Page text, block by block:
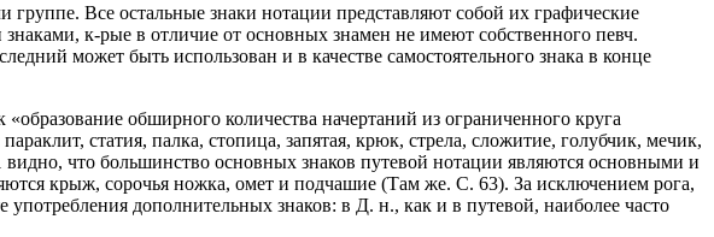
Все остальные знаки нотации представляют собой их графические
к-рые в отличие от основных знамен не имеют собственного певч.
может быть использован и в качестве самостоятельного знака в конце
«образование обширного количества начертаний из ограниченного круга
статия, палка, стопица, запятая, крюк, стрела, сложитие, голубчик, мечик,
что большинство основных знаков путевой нотации являются основными и
крыж, сорочья ножка, омет и подчашие (Там же. С. 63). За исключением рога,
дополнительных знаков: в Д. н., как и в путевой, наиболее часто